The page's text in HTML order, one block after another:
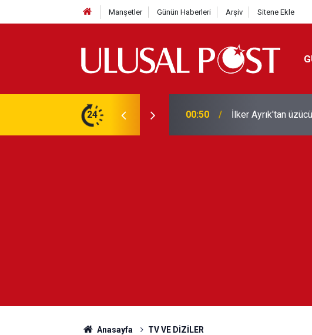
Manşetler Günün Haberleri Arşiv Sitene Ekle
24 00:39
Liverpool efsanesi
Yarın geliyor
Anasayfa TV VE DİZİLER